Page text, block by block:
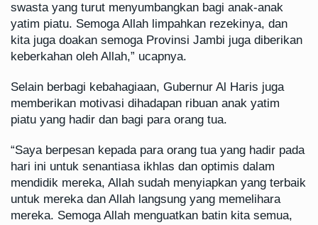
swasta yang turut menyumbangkan bagi anak-anak
yatim piatu. Semoga Allah limpahkan rezekinya, dan
kita juga doakan semoga Provinsi Jambi juga diberikan
keberkahan oleh Allah,” ucapnya.
Selain berbagi kebahagiaan, Gubernur Al Haris juga
memberikan motivasi dihadapan ribuan anak yatim
piatu yang hadir dan bagi para orang tua.
“Saya berpesan kepada para orang tua yang hadir pada
hari ini untuk senantiasa ikhlas dan optimis dalam
mendidik mereka, Allah sudah menyiapkan yang terbaik
untuk mereka dan Allah langsung yang memelihara
mereka. Semoga Allah menguatkan batin kita semua,